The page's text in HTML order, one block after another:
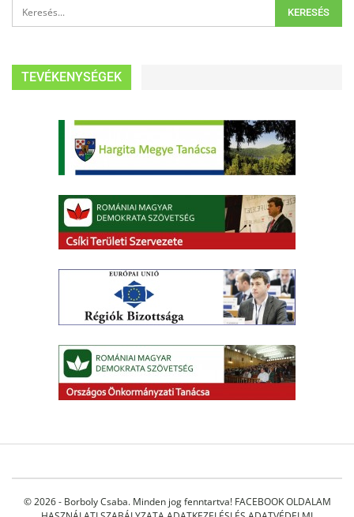
TEVÉKENYSÉGEK
© 2026 - Borboly Csaba. Minden jog fenntartva! FACEBOOK OLDALAM